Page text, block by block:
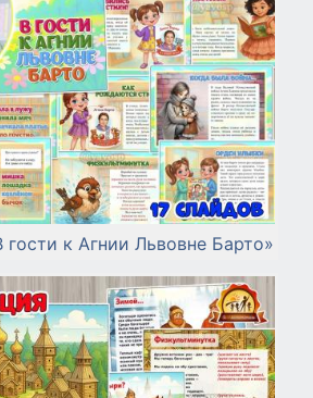
гости к Агнии Львовне Барто»